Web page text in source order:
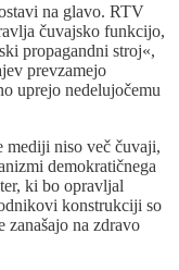
na glavo. RTV
čuvajsko funkcijo,
propagandni stroj«,
prevzamejo
uprejo nedelujočemu
mediji niso več čuvaji,
demokratičnega
ki bo opravljal
konstrukciji so
na zdravo